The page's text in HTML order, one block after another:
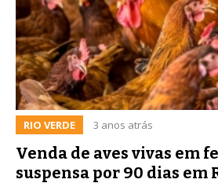
RIO VERDE 3 anos atrás
Venda de aves vivas em
suspensa por 90 dias em